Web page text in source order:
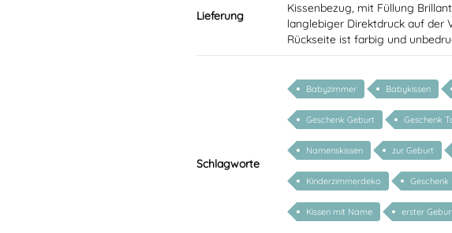
Lieferung
Kissenbezug, mit Füllung
langlebiger Direktdruck auf der
Rückseite ist farbig und
Schlagworte
Babyzimmer Babykissen
Geschenk Geburt Geschenk
Namenskissen zur Geburt
Kinderzimmerdeko
Kissen mit Name erster